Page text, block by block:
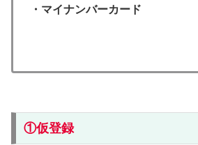
・マイナンバーカード
①仮登録